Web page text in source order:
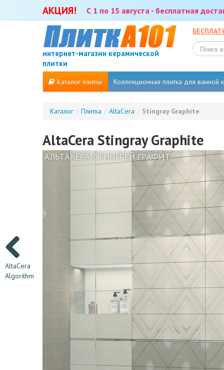
АКЦИЯ! С 1 по 15 августа - бесплатная
интернет-магазин керамической
плитки
Каталог плитки Коллекционная плитка для ванной
Каталог / Плитка / AltaCera / Stingray Graphite
AltaCera
Algorithm
AltaCera Stingray Graphite
АЛЬТАКЕРА СТИНГРЕЙ ГРАФИТ